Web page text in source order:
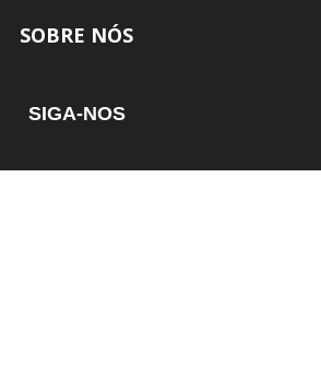
SOBRE NÓS
SIGA-NOS